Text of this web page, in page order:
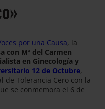
por una Causa, la
con Mª del Carmen
en Ginecología y
12 de Octubre,
de Tolerancia Cero con la
se conmemora el 6 de